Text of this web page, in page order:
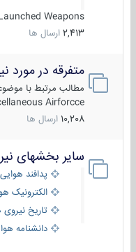
Launched Weapons
2,413 ارسال ها
متفرقه در مورد
مطالب مرتبط با
Airforcce
10,208 ارسال ها
سایر بخشهای
پدافند هوایی
الکترونیک
تاریخ نیروی
دانشنامه